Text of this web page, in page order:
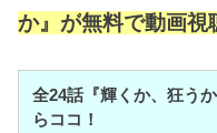
か』が無料で動画視
全24話『輝くか、狂う
らココ！